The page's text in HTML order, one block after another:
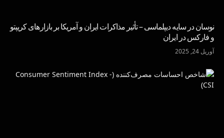
نوسان در سایه دیپلماسی – تأثیر مذاکرات ایران و آمریکا بر بازارهای کریپتو
و فارکس در ایران
آوریل 24, 2025